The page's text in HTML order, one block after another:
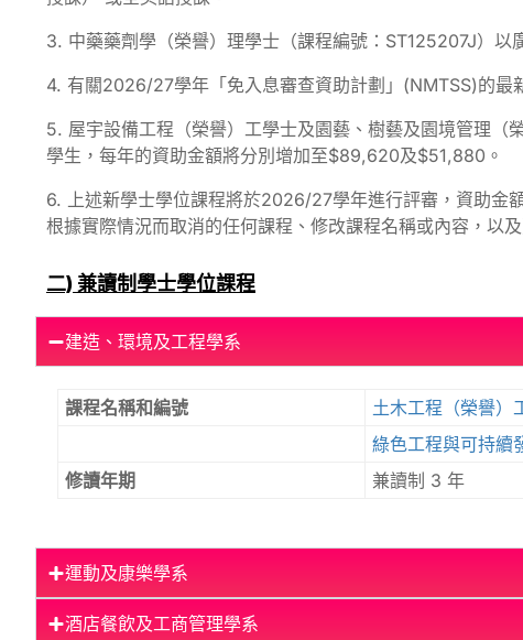
3. 中藥藥劑學（榮譽）理學士（課程編號：ST125207J）以
4. 有關2026/27學年「免入息審查資助計劃」(NMTSS)的最
5. 屋宇設備工程（榮譽）工學士及園藝、樹藝及園境管理
學生，每年的資助金額將分別增加至$89,620及$51,880。
6. 上述新學士學位課程將於2026/27學年進行評審，資助
根據實際情況而取消的任何課程、修改課程名稱或內容，以
二) 兼讀制學士學位課程
建造、環境及工程學系
課程名稱和編號 土木工程（榮譽）
綠色工程與可持續
修讀年期
兼讀制 3 年
運動及康樂學系
酒店餐飲及工商管理學系